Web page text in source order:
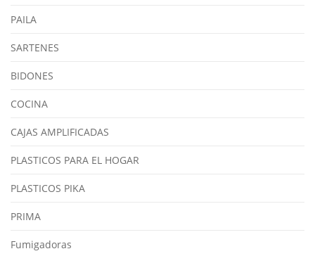
PAILA
SARTENES
BIDONES
COCINA
CAJAS AMPLIFICADAS
PLASTICOS PARA EL HOGAR
PLASTICOS PIKA
PRIMA
Fumigadoras